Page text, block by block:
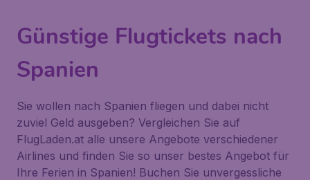
Günstige Flugtickets nach
Spanien
Sie wollen nach Spanien fliegen und dabei nicht
zuviel Geld ausgeben? Vergleichen Sie auf
FlugLaden.at alle unsere Angebote verschiedener
Airlines und finden Sie so unser bestes Angebot für
Ihre Ferien in Spanien! Buchen Sie unvergessliche